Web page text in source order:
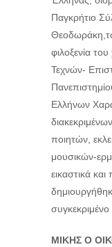
Παγκρήτιο
φιλοξενία
Τεχνών-
Ελλήνων
ποιητών,
μουσικών-
εικαστικά
ΜΙΚΗΣ Ο